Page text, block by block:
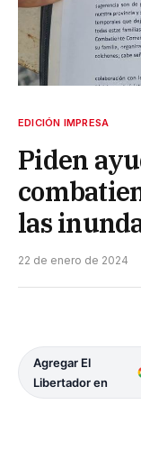
EDICIÓN IMPRESA
Piden
las
22 de enero de 2024
Agregar El
Libertador en